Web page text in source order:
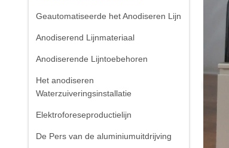
Geautomatiseerde het Anodiseren Lijn
Anodiserend Lijnmateriaal
Anodiserende Lijntoebehoren
Het anodiseren
Waterzuiveringsinstallatie
Elektroforeseproductielijn
De Pers van de aluminiumuitdrijving